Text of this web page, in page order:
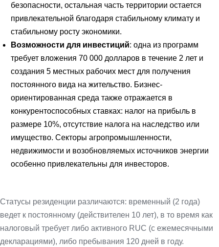
безопасности, остальная часть территории остается
привлекательной благодаря стабильному климату и
стабильному росту экономики.
Возможности для инвестиций: одна из программ
требует вложения 70 000 долларов в течение 2 лет и
создания 5 местных рабочих мест для получения
постоянного вида на жительство. Бизнес-
ориентированная среда также отражается в
конкурентоспособных ставках: налог на прибыль в
размере 10%, отсутствие налога на наследство или
имущество. Секторы агропромышленности,
недвижимости и возобновляемых источников энергии
особенно привлекательны для инвесторов.
Статусы резиденции различаются: временный (2 года)
ведет к постоянному (действителен 10 лет), в то время как
налоговый требует либо активного RUC (с ежемесячными
декларациями), либо пребывания 120 дней в году.